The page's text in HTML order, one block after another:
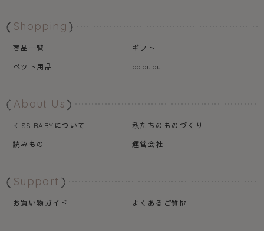
Shopping
商品一覧
ギフト
ペット用品
babubu.
About Us
KISS BABY について
私たちのものづくり
読みもの
運営会社
Support
お買い物ガイド よくあるご質問